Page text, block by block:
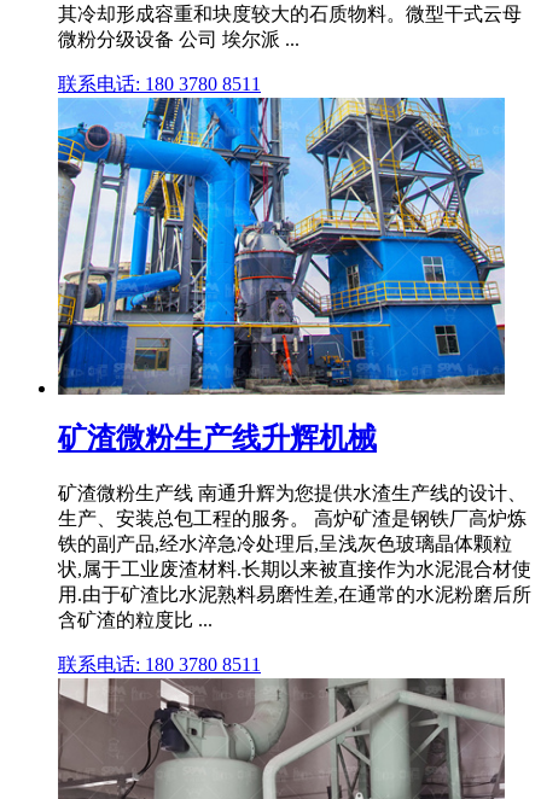
其冷却形成容重和块度较大的石质物料。微型干式云母
微粉分级设备 公司 埃尔派 ...
联系电话: 180 3780 8511
矿渣微粉生产线升辉机械
矿渣微粉生产线 南通升辉为您提供水渣生产线的设计、
生产、安装总包工程的服务。 高炉矿渣是钢铁厂高炉炼
铁的副产品,经水淬急冷处理后,呈浅灰色玻璃晶体颗粒
状,属于工业废渣材料.长期以来被直接作为水泥混合材使
用.由于矿渣比水泥熟料易磨性差,在通常的水泥粉磨后所
含矿渣的粒度比 ...
联系电话: 180 3780 8511